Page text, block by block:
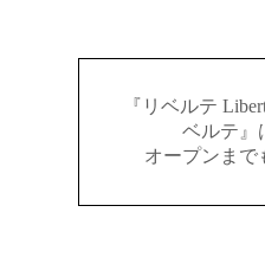
『リベルテ
ベルテ』
オープンまで